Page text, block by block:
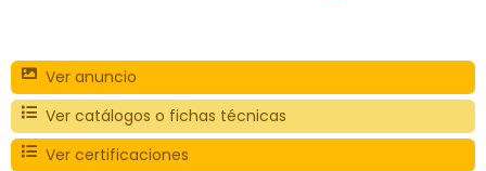
Ver anuncio
Ver catálogos o fichas técnicas
Ver certificaciones